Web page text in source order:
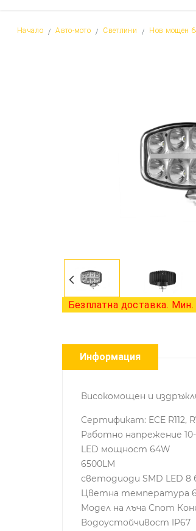
Начало Авто-мото Светлини Нов мощен
Безплатна доставка.
Информация
Високомощен и
Сертификат: ECE R112,
Работно напрежение
LED мощност 64W
6500LM
светодиоди SMD LED 8
Цветна температура
Модел на лъча Спот
Водоустойчивост IP67